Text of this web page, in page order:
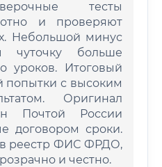
тесты
и проверяют
Небольшой минус
больше
уроков. Итоговый
попытки с высоким
Оригинал
Почтой России
договором сроки.
реестр ФИС ФРДО,
и честно.